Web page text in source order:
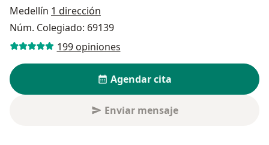
Medellín 1 dirección
Núm. Colegiado: 69139
199 opiniones
Agendar cita
Enviar mensaje